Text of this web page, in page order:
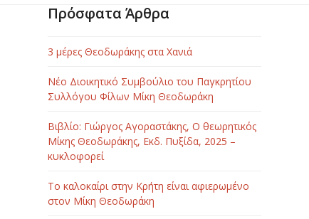
Πρόσφατα Άρθρα
3 μέρες Θεοδωράκης στα Χανιά
Νέο Διοικητικό Συμβούλιο του Παγκρητίου
Συλλόγου Φίλων Μίκη Θεοδωράκη
Βιβλίο: Γιώργος Αγοραστάκης, Ο θεωρητικός
Μίκης Θεοδωράκης, Εκδ. Πυξίδα, 2025 –
κυκλοφορεί
Το καλοκαίρι στην Κρήτη είναι αφιερωμένο
στον Μίκη Θεοδωράκη